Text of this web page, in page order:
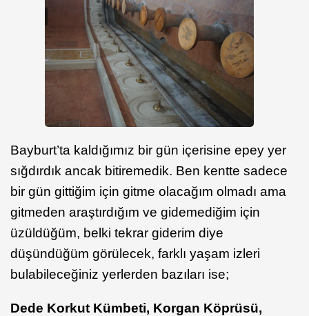
Bayburt’ta kaldığımız bir gün içerisine epey yer
sığdırdık ancak bitiremedik. Ben kentte sadece
bir gün gittiğim için gitme olacağım olmadı ama
gitmeden araştırdığım ve gidemediğim için
üzüldüğüm, belki tekrar giderim diye
düşündüğüm görülecek, farklı yaşam izleri
bulabileceğiniz yerlerden bazıları ise;
Dede Korkut Kümbeti, Korgan Köprüsü,